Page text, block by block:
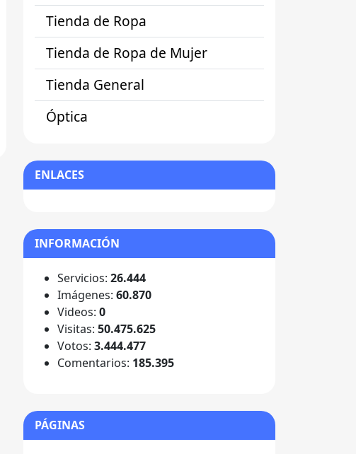
Tienda de Ropa
Tienda de Ropa de Mujer
Tienda General
Óptica
ENLACES
INFORMACIÓN
Servicios: 26.444
Imágenes: 60.870
Videos: 0
Visitas: 50.475.625
Votos: 3.444.477
Comentarios: 185.395
PÁGINAS